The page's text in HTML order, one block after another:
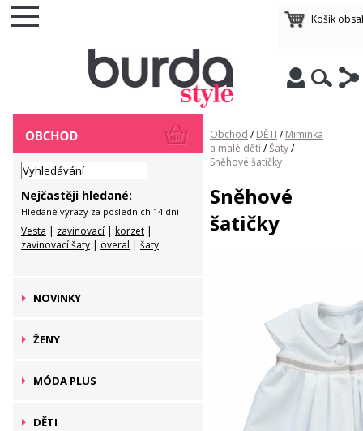
Košík
Nejčastěji hledané:
Hledané výrazy za posledních 14 dní
Vesta | zavinovací | korzet |
zavinovací šaty | overal | šaty
NOVINKY
ŽENY
MÓDA PLUS
DĚTI
Obchod / DĚTI / Miminka
a malé děti /Šaty/
Sněhové šatičky
Sněhové
šatičky